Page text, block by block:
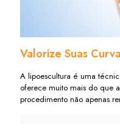
Valorize Suas
A lipoescultura é uma
oferece muito mais do que
procedimento não apenas